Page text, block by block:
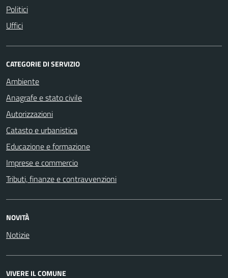
Politici
Uffici
CATEGORIE DI SERVIZIO
Ambiente
Anagrafe e stato civile
Autorizzazioni
Catasto e urbanistica
Educazione e formazione
Imprese e commercio
Tributi, finanze e contravvenzioni
NOVITÀ
Notizie
VIVERE IL COMUNE